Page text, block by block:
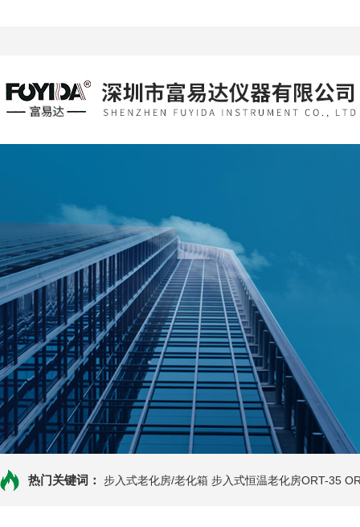
热门关键词： 步入式老化房/老化箱 步入式恒温老化房ORT-35